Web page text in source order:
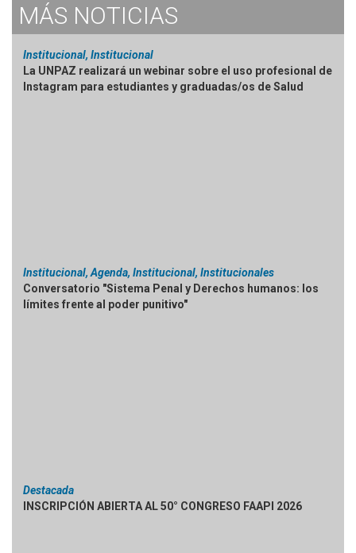
MÁS NOTICIAS
Institucional, Institucional
La UNPAZ realizará un webinar sobre el uso profesional de
Instagram para estudiantes y graduadas/os de Salud
Institucional, Agenda, Institucional, Institucionales
Conversatorio "Sistema Penal y Derechos humanos: los
límites frente al poder punitivo"
Destacada
INSCRIPCIÓN ABIERTA AL 50° CONGRESO FAAPI 2026